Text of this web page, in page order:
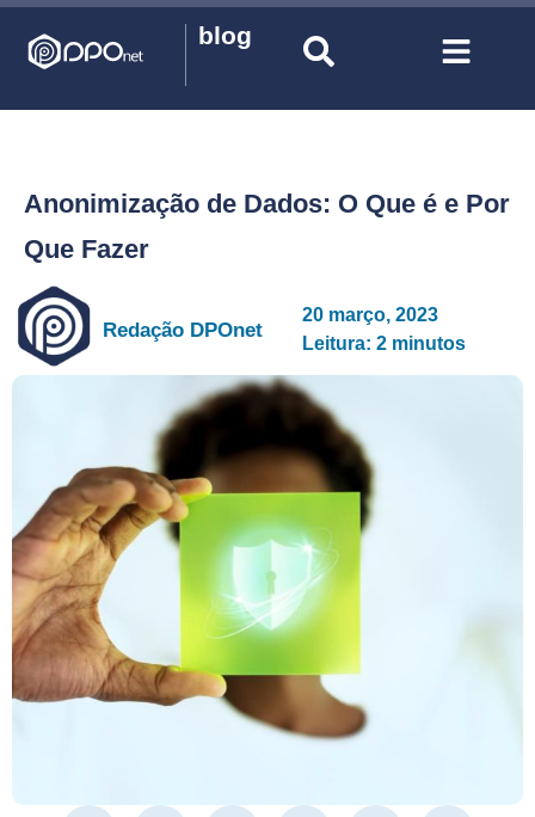
blog
Anonimização de Dados: O Que é e Por
Que Fazer
Redação DPOnet
20 março, 2023
Leitura: 2 minutos